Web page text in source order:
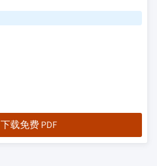
下载免费 PDF